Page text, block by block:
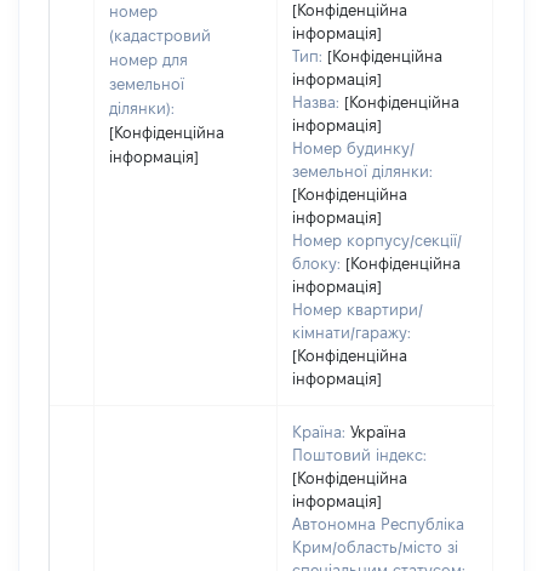
номер
(кадастровий
номер для
земельної
ділянки):
[Конфіденційна
інформація]
[Конфіденційна
інформація]
Тип: [Конфіденційна
інформація]
Назва: [Конфіденційна
інформація]
Номер будинку/
земельної ділянки:
[Конфіденційна
інформація]
Номер корпусу/секції/
блоку: [Конфіденційна
інформація]
Номер квартири/
кімнати/гаражу:
[Конфіденційна
інформація]
Країна: Україна
Поштовий індекс:
[Конфіденційна
інформація]
Автономна Республіка
Крим/область/місто зі